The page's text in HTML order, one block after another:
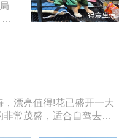
漂亮值得!花已盛开一大
常茂盛，适合自驾去拍